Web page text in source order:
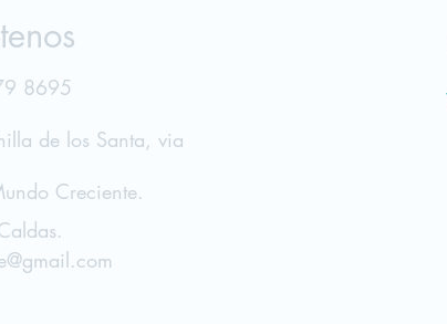
8695
de los Santa, via
Creciente.